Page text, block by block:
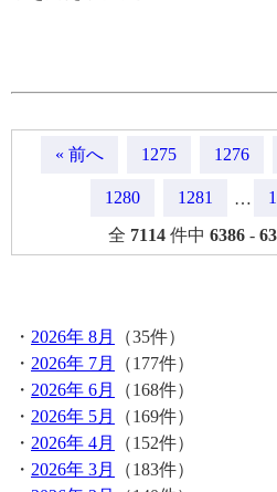
« 前へ 1275 1276
1280 1281 …
全 7114件中 6386-
・ 2026年 8月
（35件）
・ 2026年 7月
（177件）
・ 2026年 6月
（168件）
・ 2026年 5月
（169件）
・ 2026年 4月
（152件）
・ 2026年 3月
（183件）